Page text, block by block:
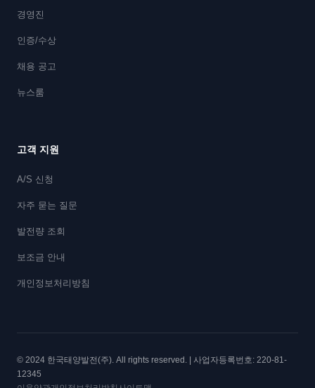
경영진
인증/수상
채용 공고
뉴스룸
고객 지원
A/S 신청
자주 묻는 질문
발전량 조회
보조금 안내
개인정보처리방침
© 2024 한국태양발전(주). All rights reserved. | 사업자등록번호: 220-81-
12345